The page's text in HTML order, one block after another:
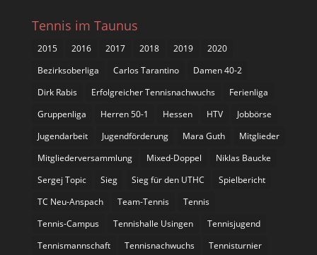
Tennis im Taunus
2015 2016 2017 2018 2019
2020
Bezirksoberliga
Carlos Tarantino
Damen 40-2
Dirk Rabis
Erfolgreicher Tennisnachwuchs
Ferienliga
Gruppenliga
Herren 50-1 Hessen HTV
Jobbörse
Jugendarbeit
Jugendförderung Mara Guth
Mitglieder
Mitgliederversammlung
Mixed-Doppel
Niklas Baucke
Sergej Topic
Sieg Sieg für den UTHC
Spielbericht
TC Neu-Anspach
Team-Tennis
Tennis
Tennis-Campus
Tennishalle Usingen
Tennisjugend
Tennismannschaft
Tennisnachwuchs Tennisturnier